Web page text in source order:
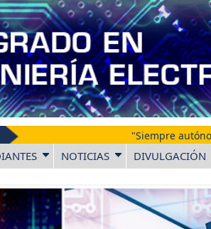
"Siempre
NOTICIAS DIVULGACIÓN